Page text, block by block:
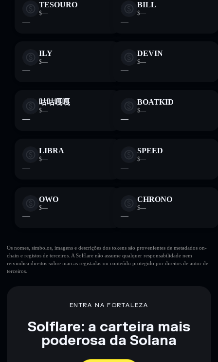
TESOURO
$—
—
BILL
$—
—
ILY
$—
—
DEVIN
$—
—
咕咕嘎嘎
$—
—
BOATKID
$—
—
LIBRA
$—
—
SPEED
$—
—
OWO
$—
—
CHRONO
$—
—
Os nomes, símbolos, imagens e descrições dos tokens são provenientes de metadados on-
chain e registos de terceiros. A Solflare não assume qualquer responsabilidade nem
reivindica direitos sobre marcas registadas ou conteúdo protegido por direitos de autor de
terceiros.
ENTRA NA FORTALEZA
Solflare: a carteira mais
poderosa da Solana